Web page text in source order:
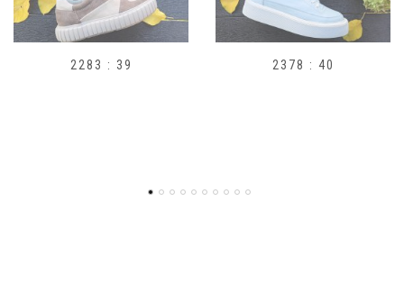
2378 : 40 H1